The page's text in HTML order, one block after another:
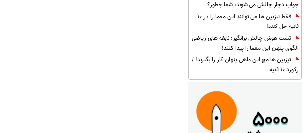
جواب دچار چالش می شوند، شما چطور؟
فقط تیزبین ها می توانند این معما را در 10
ثانیه حل کنند!
تست هوش چالش برانگیز: نابغه های ریاضی
الگوی پنهان این معما را پیدا کنند!
تیزبین ها مچ این ماهی پنهان کار را بگیرند! /
رکورد 10 ثانیه